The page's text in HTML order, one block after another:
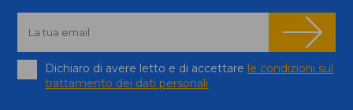
Dichiaro di avere letto e di accettare le condizioni sul
trattamento dei dati personali